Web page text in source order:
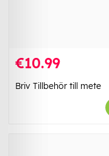
€10.99
Briv Tillbehör till mete